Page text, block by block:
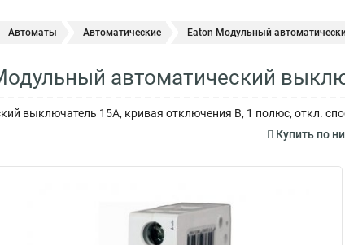
Автоматы Автоматические Eaton Модульный
автоматический
выключатель 15А, кривая отключения B, 1 полюс, откл.
Купить по